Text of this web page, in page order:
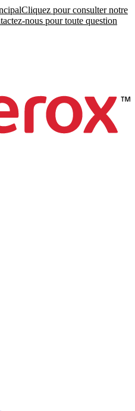
Cliquez pour consulter notre
nous pour toute question